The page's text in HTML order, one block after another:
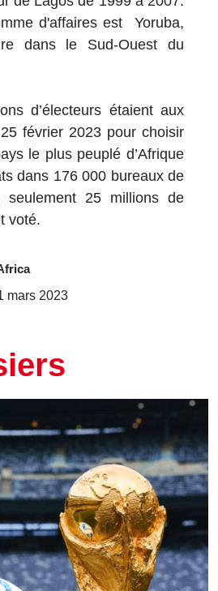
d'affaires est Yoruba,
dans le Sud-Ouest du
d’électeurs étaient aux
février 2023 pour choisir
le plus peuplé d’Afrique
dans 176 000 bureaux de
seulement 25 millions de
voté.
mars 2023